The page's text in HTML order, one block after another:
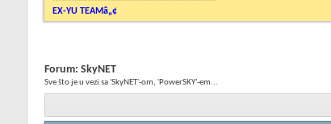
EX-YU TEAMâ„¢
Forum: SkyNET
Sve što je u vezi sa 'SkyNET'-om, 'PowerSKY'-em...